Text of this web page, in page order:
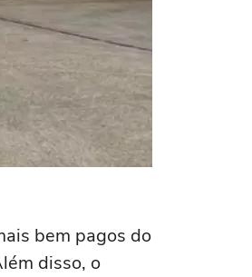
bem pagos do
disso, o